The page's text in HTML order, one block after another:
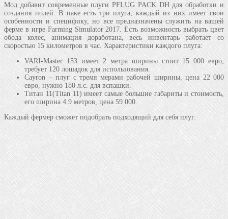
Мод добавит современные плуги PFLUG PACK DH для обработки и
создания полей. В паке есть три плуга, каждый из них имеет свои
особенности и специфику, но все предназначены служить на вашей
ферме в игре Farming Simulator 2017. Есть возможность выбрать цвет
обода колес, анимация доработана, весь инвентарь работает со
скоростью 15 километров в час. Характеристики каждого плуга:
VARI-Master 153 имеет 2 метра ширины стоит 15 000 евро,
требует 120 лошадок для использования.
Cayron – плуг с тремя мерами рабочей ширины, цена 22 000
евро, нужно 180 л.с. для вспашки.
Титан 11(Titan 11) имеет самые большие габариты и стоимость,
его ширина 4.9 метров, цена 59 000.
Каждый фермер сможет подобрать подходящий для себя плуг.